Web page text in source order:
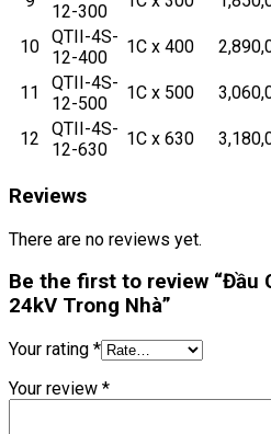
12-300
10 QTII-4S-
12-400
1C x 400
11
QTII-4S-
12-500
1C x 500
12
QTII-4S-
12-630
1C x 630
Reviews
There are no reviews yet.
Be the first to review “Đầu
24kV Trong Nhà”
Your rating *
Your review *